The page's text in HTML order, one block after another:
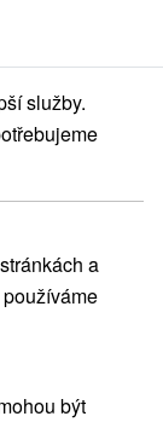
(1)
služby.
a
být